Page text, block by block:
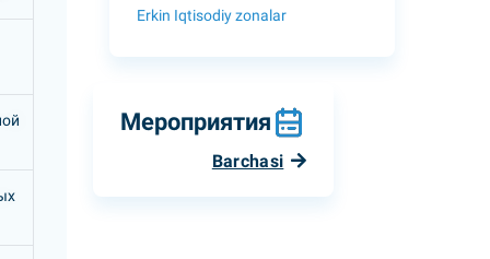
Erkin Iqtisodiy zonalar
Мероприятия
Barchasi